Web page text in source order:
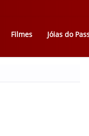
Filmes Jóias do